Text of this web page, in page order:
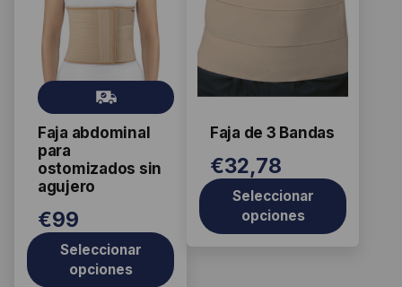
Faja abdominal
para
ostomizados sin
agujero
Gr
ati
s
€99
Seleccionar
opciones
tiene
múltiples
variantes.
Las
opciones
pueden
elegir
en
página
de
producto
Faja de 3 Bandas
€32,78
Seleccionar
opciones
tiene
múltiples
variantes.
Las
opciones
pueden
elegir
en
la
página